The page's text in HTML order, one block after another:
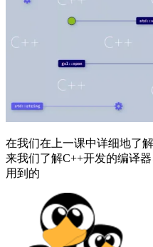
在我们在上一课中详细地了
来我们了解C++开发的编译
用到的